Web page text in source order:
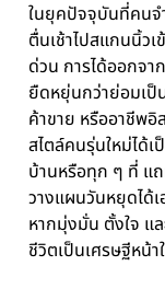
ในยุคปัจจุบันที่คนจ
ตื่นเช้าไปสแกนนิ้ว
ด่วน การได้ออกจา
ยืดหยุ่นกว่าย่อมเป็
ค้าขาย หรืออาชีพอิ
สไตล์คนรุ่นใหม่ได้
บ้านหรือทุก ๆ ที่ แถ
วางแผนวันหยุดได้
หากมุ่งมั่น ตั้งใจ แ
ชีวิตเป็นเศรษฐีหน้า